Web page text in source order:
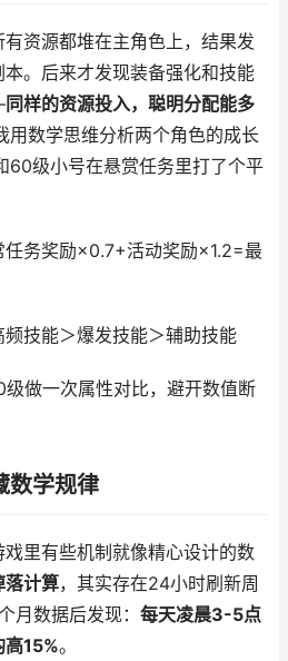
资源都堆在主角色上，结果发
。后来才发现装备强化和技能
同样的资源投入，聪明分配能多
用数学思维分析两个角色的成长
60级小号在悬赏任务里打了个平
任务奖励×0.7+活动奖励×1.2=最
频技能＞爆发技能＞辅助技能
级做一次属性对比，避开数值断
数学规律
里有些机制就像精心设计的数
落计算，其实存在24小时刷新周
月数据后发现： 每天凌晨3-5点
高15%。